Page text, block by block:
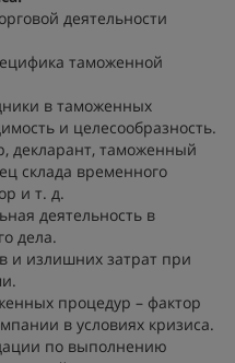
деятельности
таможенной
в таможенных
и целесообразность.
декларант, таможенный
склада временного
и т. д.
деятельность в
дела.
и излишних затрат при
процедур – фактор
в условиях кризиса.
по выполнению